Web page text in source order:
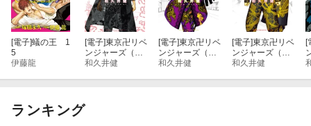
[電子]蟻の王 1
5
伊藤龍
[電子]東京卍リベ
ンジャーズ（３
０）
和久井健
[電子]東京卍リベ
ンジャーズ（２
９）
和久井健
[電子]東京卍リベ
ンジャーズ（３
１）
和久井健
[
ランキング